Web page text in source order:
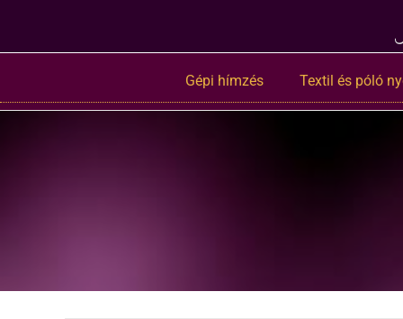
Gépi hímzés Textil és póló